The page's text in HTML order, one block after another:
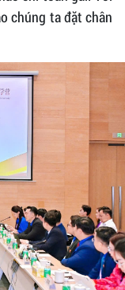
chúng ta đặt chân